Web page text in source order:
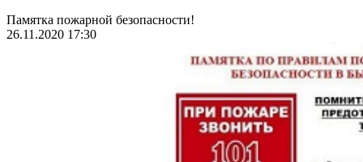
Памятка пожарной безопасности!
26.11.2020 17:30